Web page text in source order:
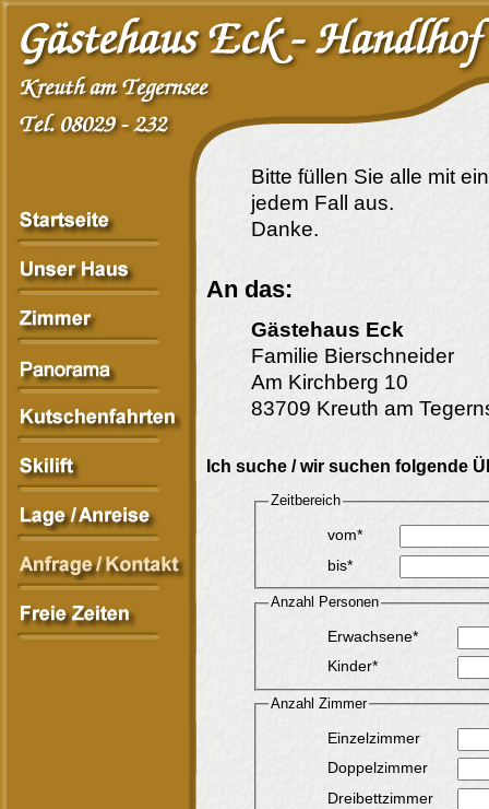
Bitte füllen Sie alle mit
jedem Fall aus.
Danke.
An das:
Gästehaus Eck
Familie Bierschneider
Am Kirchberg 10
83709 Kreuth am
Ich suche / wir suchen folgende
Zeitbereich
vom*
bis*
Anzahl Personen
Erwachsene*
Kinder*
Anzahl Zimmer
Einzelzimmer
Doppelzimmer
Dreibettzimmer